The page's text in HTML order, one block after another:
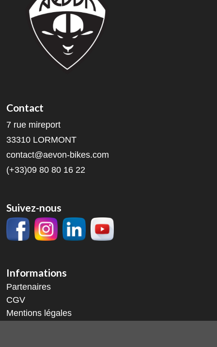
Contact
7 rue mireport
33310 LORMONT
contact@aevon-bikes.com
(+33)09 80 80 16 22
Suivez-nous
Informations
Partenaires
CGV
Mentions légales